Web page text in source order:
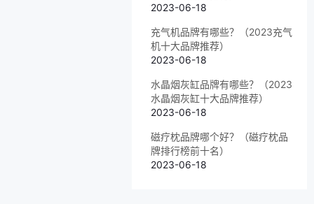
2023-06-18
充气机品牌有哪些？（2023充气
机十大品牌推荐）
2023-06-18
水晶烟灰缸品牌有哪些？（2023
水晶烟灰缸十大品牌推荐）
2023-06-18
磁疗枕品牌哪个好？（磁疗枕品
牌排行榜前十名）
2023-06-18